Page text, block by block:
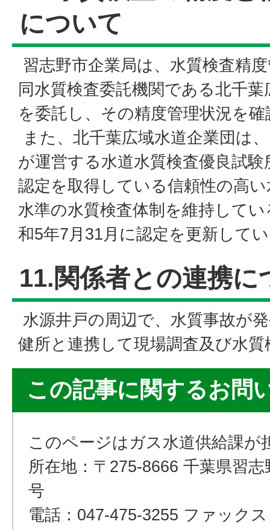
について
習志野市企業局は、水質検査精
同水質検査委託機関である北千
を委託し、その精度管理状況を
また、北千葉広域水道企業団は
が運営する水道水質検査優良試
認定を取得している信頼性の高
水準の水質検査体制を維持して
和5年7月31月に認定を更新して
11.関係者との連携に
水源井戸の周辺で、水質事故が
健所と連携して現場調査及び水
この記事に関するお問
このページはガス水道供給課が
所在地：〒275-8666 千葉県習
号
電話：047-475-3255 ファック